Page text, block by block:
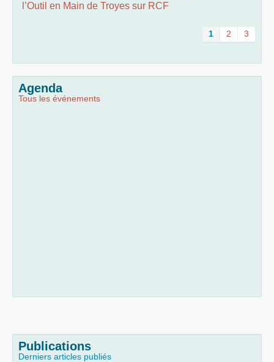
l’Outil en Main de Troyes sur RCF
1 2 3
Agenda
Tous les événements
Publications
Derniers articles publiés